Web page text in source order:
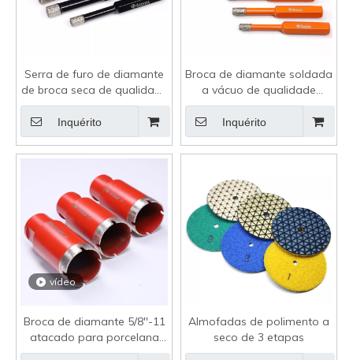
Serra de furo de diamante
de broca seca de qualidade
premium para porcelana
Inquérito
Broca de diamante soldada
a vácuo de qualidade
premium para porcelana
Inquérito
vídeo
Broca de diamante 5/8''-11
atacado para porcelana
Dekton
Almofadas de polimento a
seco de 3 etapas